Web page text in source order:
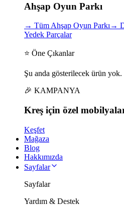
Ahşap Oyun Parkı
→ Tüm Ahşap Oyun Parkı→
Yedek Parçalar
⭐ Öne Çıkanlar
Şu anda gösterilecek ürün yok.
🎉 KAMPANYA
Kreş için özel
Keşfet
Mağaza
Blog
Hakkımızda
Sayfalar
Sayfalar
Yardım & Destek